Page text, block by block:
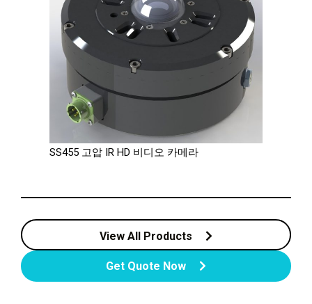
SS455 고압 IR HD 비디오 카메라
View All Products
Get Quote Now